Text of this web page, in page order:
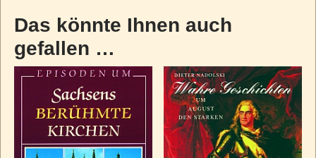
Das könnte Ihnen auch
gefallen …